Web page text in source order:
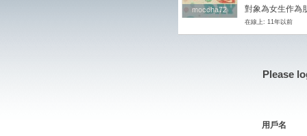
moccha72
moccha72
對象為女生作為
在線上: 11年以前
Please
用戶名